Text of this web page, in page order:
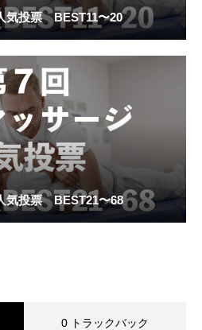
気投票 BEST11〜20
気投票 BEST21〜68
0 トラックバック